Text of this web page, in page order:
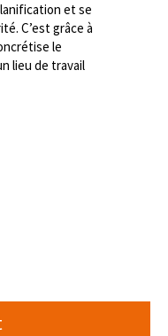
et se
C’est grâce à
le
lieu de travail